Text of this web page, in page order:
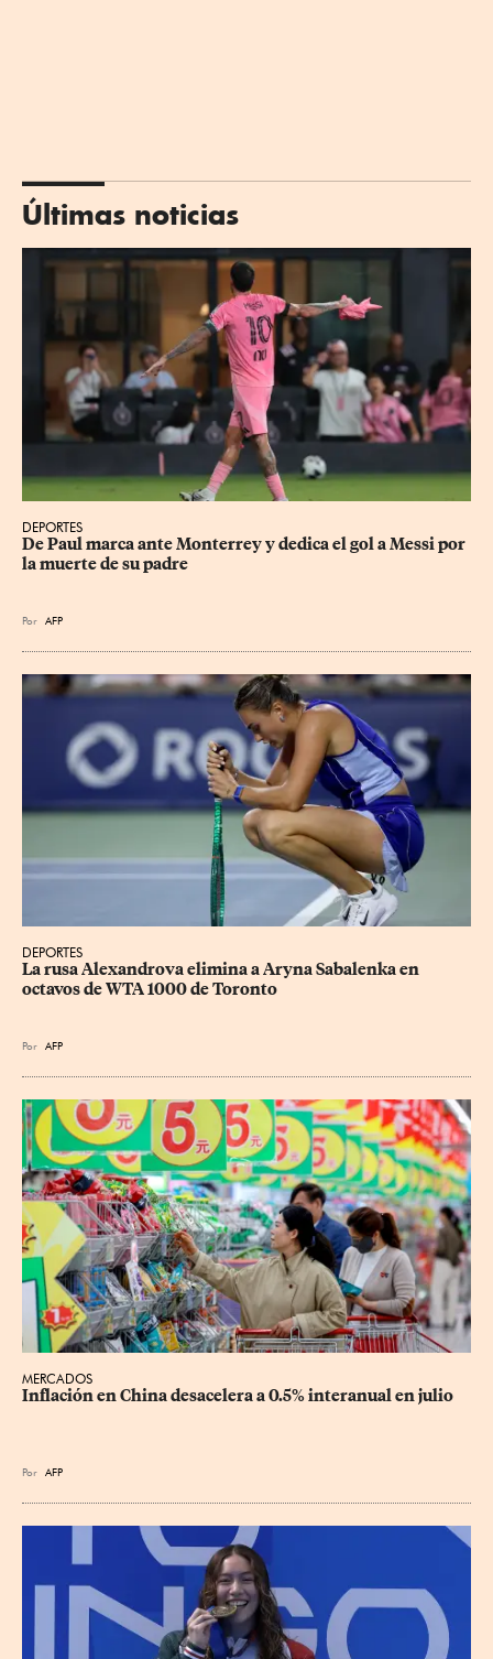
Últimas noticias
DEPORTES
De Paul marca ante Monterrey y dedica el gol a Messi por
la muerte de su padre
Por AFP
DEPORTES
La rusa Alexandrova elimina a Aryna Sabalenka en
octavos de WTA 1000 de Toronto
Por AFP
MERCADOS
Inflación en China desacelera a 0.5% interanual en julio
Por AFP